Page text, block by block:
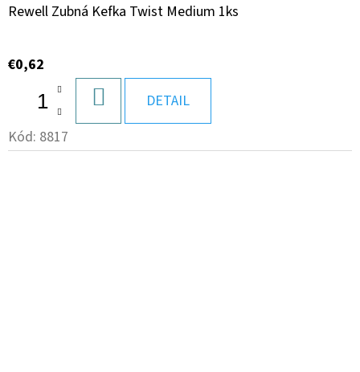
Rewell Zubná Kefka Twist Medium 1ks
€0,62
KOŠÍKA
DETAIL
Kód: 8817